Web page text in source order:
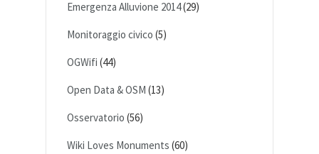
Emergenza Alluvione 2014(29)
Monitoraggio civico (5)
OGWifi (44)
Open Data & OSM (13)
Osservatorio (56)
Wiki Loves Monuments (60)